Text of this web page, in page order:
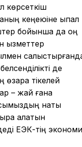
көрсеткіш
кеңеюіне ықпал
бойынша да оң
қызметтер
де
тікелей
– жай ғана
нақты
алатын
ЕЭК-тің